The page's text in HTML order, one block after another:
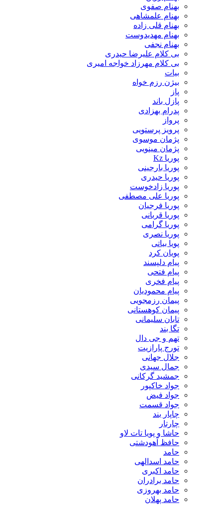
بهنام صفوی
بهنام علمشاهی
بهنام قلی زاده
بهنام مهدیدوست
بهنام نجفی
بی کلام علیرضا حیدری
بی کلام مهرزاد خواجه امیری
بیات
بیژن رزم خواه
پاز
پازل باند
پدرام بهزادی
پرواز
پرویز پرستویی
پژمان موسوی
پژمان مینویی
پوریا Kz
پوریا بارجینی
پوریا حیدری
پوریا زادخوست
پوریا علی مصطفی
پوریا فرجیان
پوریا قربانی
پوریا گرامی
پوریا نصری
پویا بیاتی
پویان کرد
پیام دلپسند
پیام فتحی
پیام فخری
پیام محمودیان
پیمان رزمجویی
پیمان کوهستانی
تابان سلیمانی
تگا بند
تهم و جی دال
تورج پارازیت
جلال جهانی
جمال سیدی
جمشید گرکانی
جواد خاکپور
جواد فیض
جواد قسمت
چاپار بند
چارتار
حاشا و پویا تات لاو
حافظ آهودشتی
حامد
حامد اسدالهی
حامد اکبری
حامد برادران
حامد بهروزی
حامد پهلان